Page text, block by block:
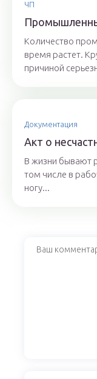
ЧП
Количество
время растет.
причиной
Документация
Акт о
В жизни бывают
том числе в
ногу...